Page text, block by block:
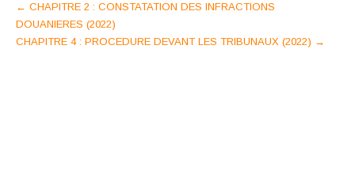
Post
navigation
← CHAPITRE 2 : CONSTATATION DES INFRACTIONS
DOUANIERES (2022)
CHAPITRE 4 : PROCEDURE DEVANT LES TRIBUNAUX (2022) →